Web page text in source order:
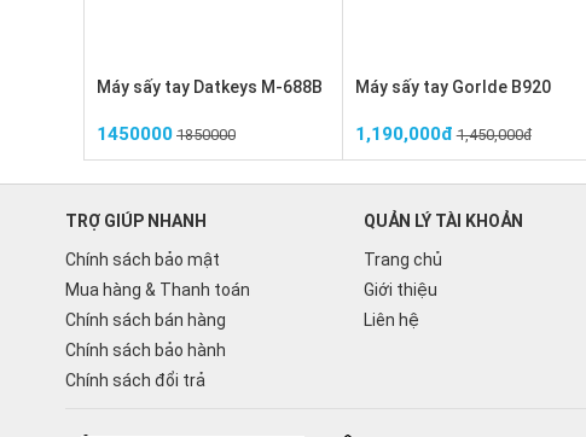
Máy sấy tay Datkeys M-688B
1450000 1850000
Máy sấy tay Gorlde B920
1,190,000đ 1,450,000đ
TRỢ GIÚP NHANH
Chính sách bảo mật
Mua hàng & Thanh toán
Chính sách bán hàng
Chính sách bảo hành
Chính sách đổi trả
QUẢN LÝ TÀI KHOẢN
Trang chủ
Giới thiệu
Liên hệ